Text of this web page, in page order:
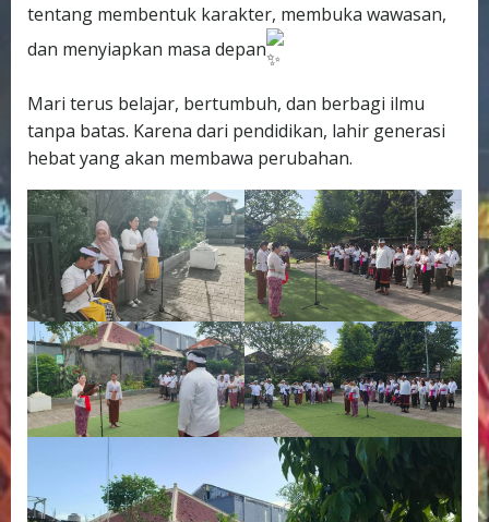
tentang membentuk karakter, membuka wawasan,
dan menyiapkan masa depan
Mari terus belajar, bertumbuh, dan berbagi ilmu
tanpa batas. Karena dari pendidikan, lahir generasi
hebat yang akan membawa perubahan.